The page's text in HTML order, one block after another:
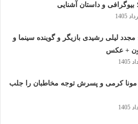
بیوگرافی و داستان آشنایی
مجدد لیلی رشیدی بازیگر و گوینده سینما و
+ عکس
کرمی و پسرش توجه مخاطبان را جلب